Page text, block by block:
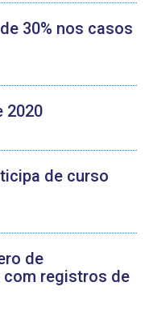
30% nos casos
2020
de curso
de
com registros de